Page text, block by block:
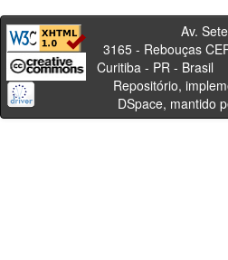
Av. Sete de
3165 - Rebouças
Curitiba -
Repositório,
DSpace, mantido